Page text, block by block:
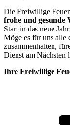
Die Freiwillige
frohe und gesunde
Start in das neue Jahr
Möge es für uns alle
zusammenhalten,
Dienst am Nächsten
Ihre Freiwillige